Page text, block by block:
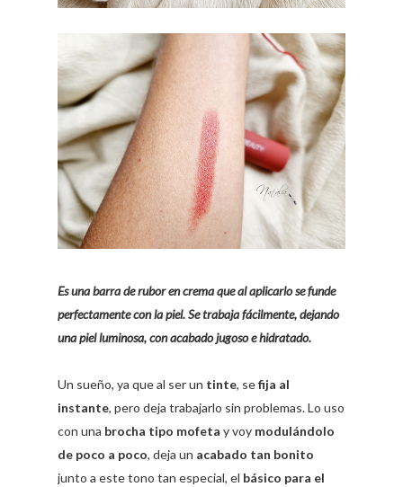
Es una barra de rubor en crema que al aplicarlo se funde
perfectamente con la piel. Se trabaja fácilmente, dejando
una piel luminosa, con acabado jugoso e hidratado.
Un sueño, ya que al ser un tinte, sefija al
instante, pero deja trabajarlo sin problemas. Lo uso
con una brocha tipo mofeta y voy modulándolo
de poco a poco, deja un acabado tan bonito
junto a este tono tan especial, el básico para el